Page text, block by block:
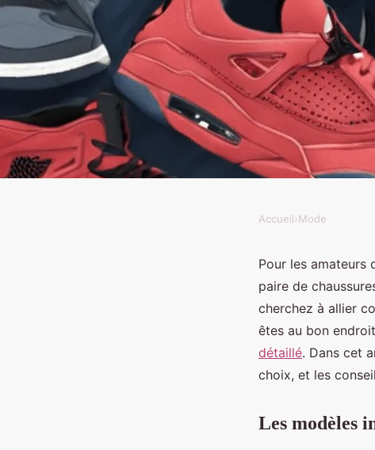
Les meilleures
homme : alliez
Accueil›Mode
Pour les amateurs
paire de
cherchez à allier
êtes au bon
détaillé. Dans cet
choix, et les
Les modèles